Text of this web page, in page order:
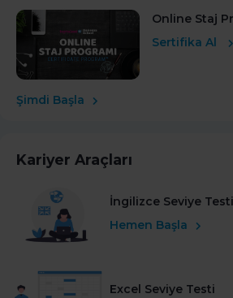
Online Staj
Sertifika Al
Şimdi Başla
Kariyer Araçları
İngilizce Seviye Testi
Hemen Başla
Excel Seviye Testi